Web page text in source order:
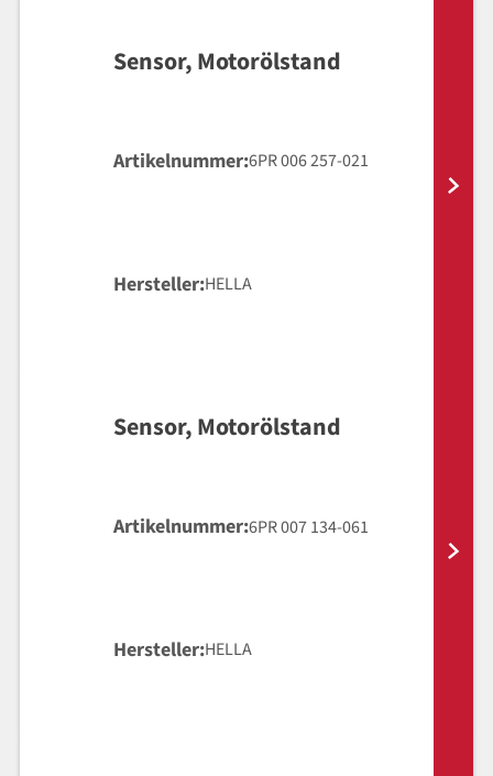
Sensor, Motorölstand
Artikelnummer 6PR 006 257-021
Hersteller HELLA
Sensor, Motorölstand
Artikelnummer 6PR 007 134-061
Hersteller HELLA